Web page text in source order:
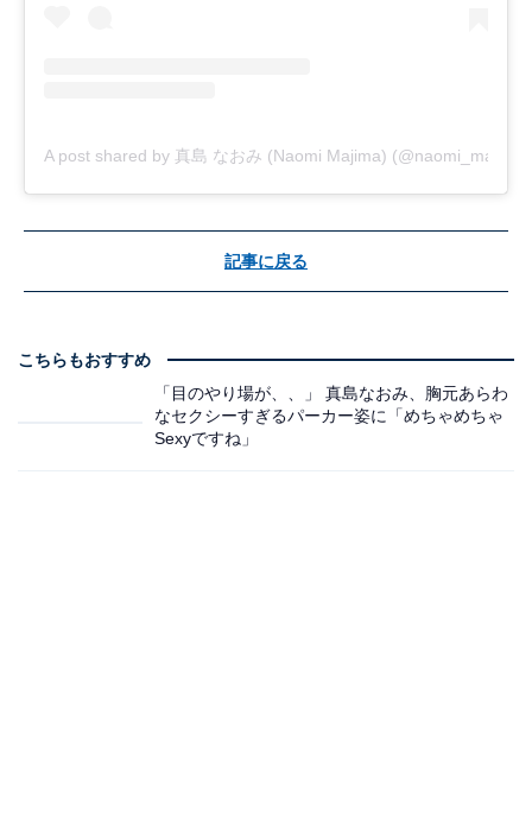
A post shared by 真島 なおみ (Naomi Majima) (@naomi_majima)
記事に戻る
こちらもおすすめ
「目のやり場が、、」 真島なおみ、胸元あらわ
なセクシーすぎるパーカー姿に「めちゃめちゃ
Sexyですね」